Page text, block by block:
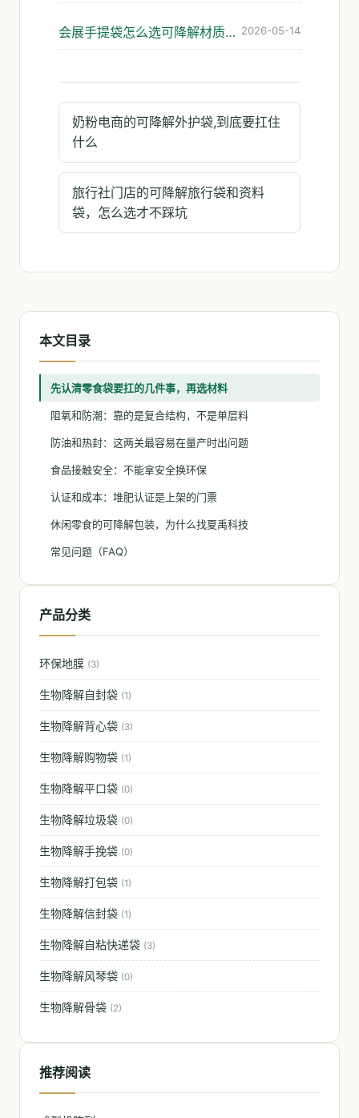
会展手提袋怎么选可降解材质?展会发袋避坑指南 2026-05-14
奶粉电商的可降解外护袋,到底要扛住
什么
旅行社门店的可降解旅行袋和资料
袋，怎么选才不踩坑
本文目录
先认清零食袋要扛的几件事，再选材料
阻氧和防潮：靠的是复合结构，不是单层料
防油和热封：这两关最容易在量产时出问题
食品接触安全：不能拿安全换环保
认证和成本：堆肥认证是上架的门票
休闲零食的可降解包装，为什么找夏禹科技
常见问题（FAQ）
产品分类
环保地膜 (3)
生物降解自封袋 (1)
生物降解背心袋 (3)
生物降解购物袋 (1)
生物降解平口袋 (0)
生物降解垃圾袋 (0)
生物降解手挽袋 (0)
生物降解打包袋 (1)
生物降解信封袋 (1)
生物降解自粘快递袋 (3)
生物降解风琴袋 (0)
生物降解骨袋 (2)
推荐阅读